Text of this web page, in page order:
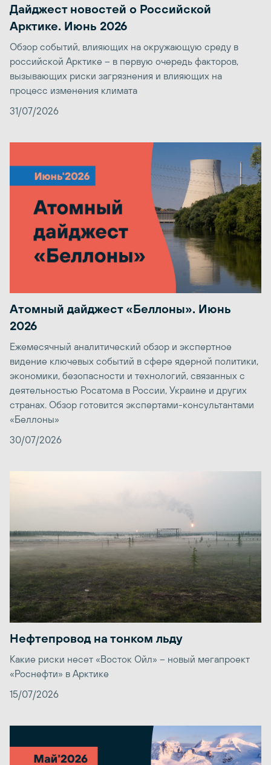
Дайджест новостей о Российской
Арктике. Июнь 2026
Обзор событий, влияющих на окружающую среду в
российской Арктике – в первую очередь факторов,
вызывающих риски загрязнения и влияющих на
процесс изменения климата
31/07/2026
Атомный дайджест «Беллоны». Июнь
2026
Ежемесячный аналитический обзор и экспертное
видение ключевых событий в сфере ядерной политики,
экономики, безопасности и технологий, связанных с
деятельностью Росатома в России, Украине и других
странах. Обзор готовится экспертами-консультантами
«Беллоны»
30/07/2026
Нефтепровод на тонком льду
Какие риски несет «Восток Ойл» – новый мегапроект
«Роснефти» в Арктике
15/07/2026